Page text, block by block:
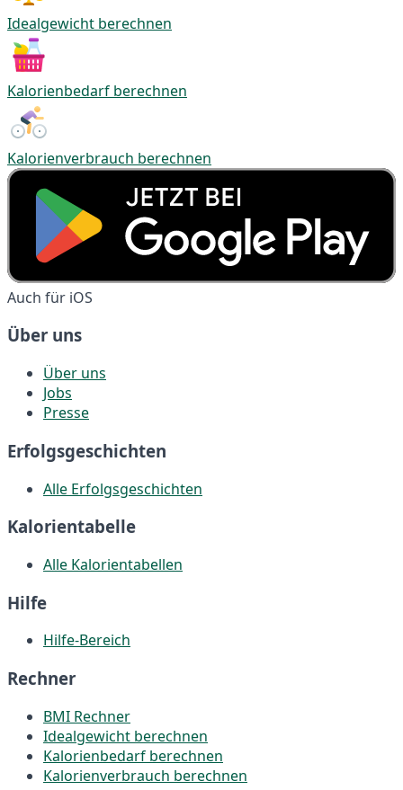
Idealgewicht berechnen
Kalorienbedarf berechnen
Kalorienverbrauch berechnen
Auch für iOS
Über uns
Über uns
Jobs
Presse
Erfolgsgeschichten
Alle Erfolgsgeschichten
Kalorientabelle
Alle Kalorientabellen
Hilfe
Hilfe-Bereich
Rechner
BMI Rechner
Idealgewicht berechnen
Kalorienbedarf berechnen
Kalorienverbrauch berechnen